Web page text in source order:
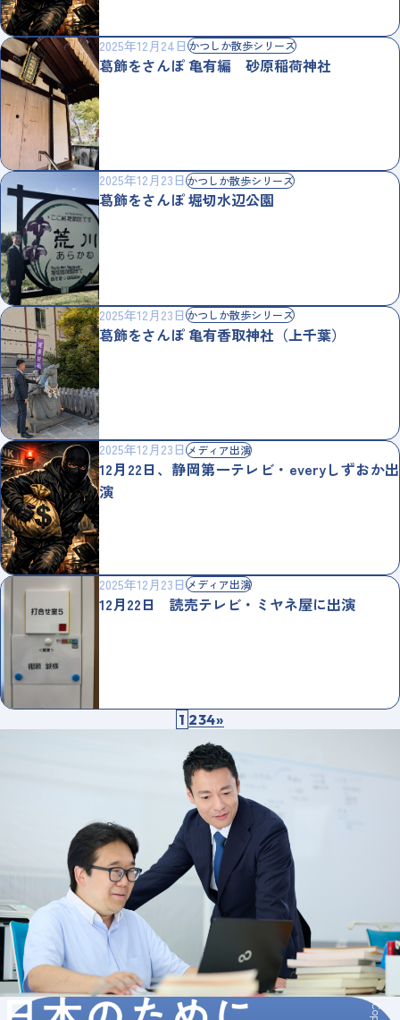
2025年12月24日 かつしか散歩シリーズ
葛飾をさんぽ 亀有編 砂原稲荷神社
2025年12月23日 かつしか散歩シリーズ
葛飾をさんぽ 堀切水辺公園
2025年12月23日 かつしか散歩シリーズ
葛飾をさんぽ 亀有香取神社（上千葉）
2025年12月23日 メディア出演
12月22日、静岡第一テレビ・everyしずおか出
演
2025年12月23日 メディア出演
12月22日 読売テレビ・ミヤネ屋に出演
1 234»